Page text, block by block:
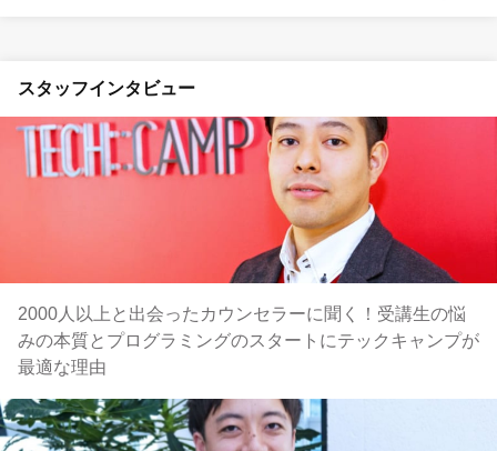
スタッフインタビュー
2000人以上と出会ったカウンセラーに聞く！受講生の悩
みの本質とプログラミングのスタートにテックキャンプが
最適な理由